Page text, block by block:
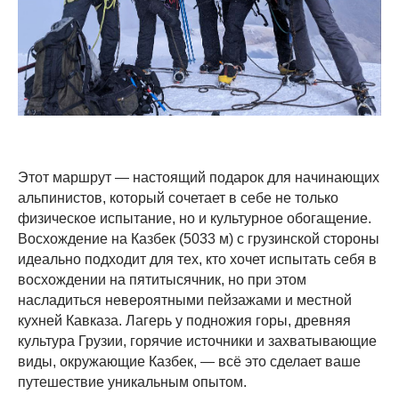
Этот маршрут — настоящий подарок для начинающих
альпинистов, который сочетает в себе не только
физическое испытание, но и культурное обогащение.
Восхождение на Казбек (5033 м) с грузинской стороны
идеально подходит для тех, кто хочет испытать себя в
восхождении на пятитысячник, но при этом
насладиться невероятными пейзажами и местной
кухней Кавказа. Лагерь у подножия горы, древняя
культура Грузии, горячие источники и захватывающие
виды, окружающие Казбек, — всё это сделает ваше
путешествие уникальным опытом.